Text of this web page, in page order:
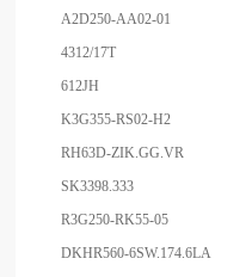
A2D250-AA02-01
4312/17T
612JH
K3G355-RS02-H2
RH63D-ZIK.GG.VR
SK3398.333
R3G250-RK55-05
DKHR560-6SW.174.6LA